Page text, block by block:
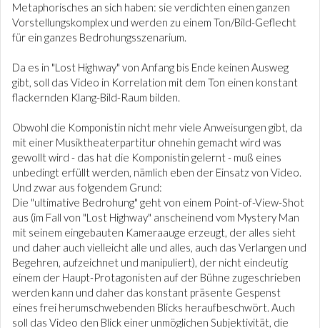
Metaphorisches an sich haben: sie verdichten einen ganzen
Vorstellungskomplex und werden zu einem Ton/Bild-Geflecht
für ein ganzes Bedrohungsszenarium.
Da es in "Lost Highway" von Anfang bis Ende keinen Ausweg
gibt, soll das Video in Korrelation mit dem Ton einen konstant
flackernden Klang-Bild-Raum bilden.
Obwohl die Komponistin nicht mehr viele Anweisungen gibt, da
mit einer Musiktheaterpartitur ohnehin gemacht wird was
gewollt wird - das hat die Komponistin gelernt - muß eines
unbedingt erfüllt werden, nämlich eben der Einsatz von Video.
Und zwar aus folgendem Grund:
Die "ultimative Bedrohung" geht von einem Point-of-View-Shot
aus (im Fall von "Lost Highway" anscheinend vom Mystery Man
mit seinem eingebauten Kameraauge erzeugt, der alles sieht
und daher auch vielleicht alle und alles, auch das Verlangen und
Begehren, aufzeichnet und manipuliert), der nicht eindeutig
einem der Haupt-Protagonisten auf der Bühne zugeschrieben
werden kann und daher das konstant präsente Gespenst
eines frei herumschwebenden Blicks heraufbeschwört. Auch
soll das Video den Blick einer unmöglichen Subjektivität, die